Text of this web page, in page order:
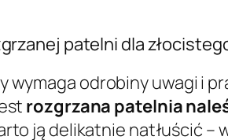
patelni dla
wymaga odrobiny uwagi i
rozgrzana patelnia
ją delikatnie natłuścić –